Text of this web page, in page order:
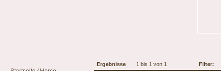
Ergebnisse 1 bis 1 von 1 Filter: